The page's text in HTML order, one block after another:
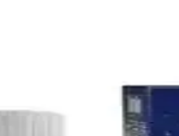
Bebek Rahatlığı
gaz ilaçları hakkında bilgi alın. Doğru ürün